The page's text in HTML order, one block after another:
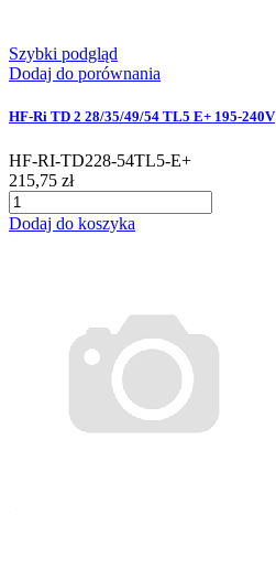
Szybki podgląd
Dodaj do porównania
HF-Ri TD 2 28/35/49/54 TL5 E+ 195-240V
HF-RI-TD228-54TL5-E+
215,75 zł
Dodaj do koszyka